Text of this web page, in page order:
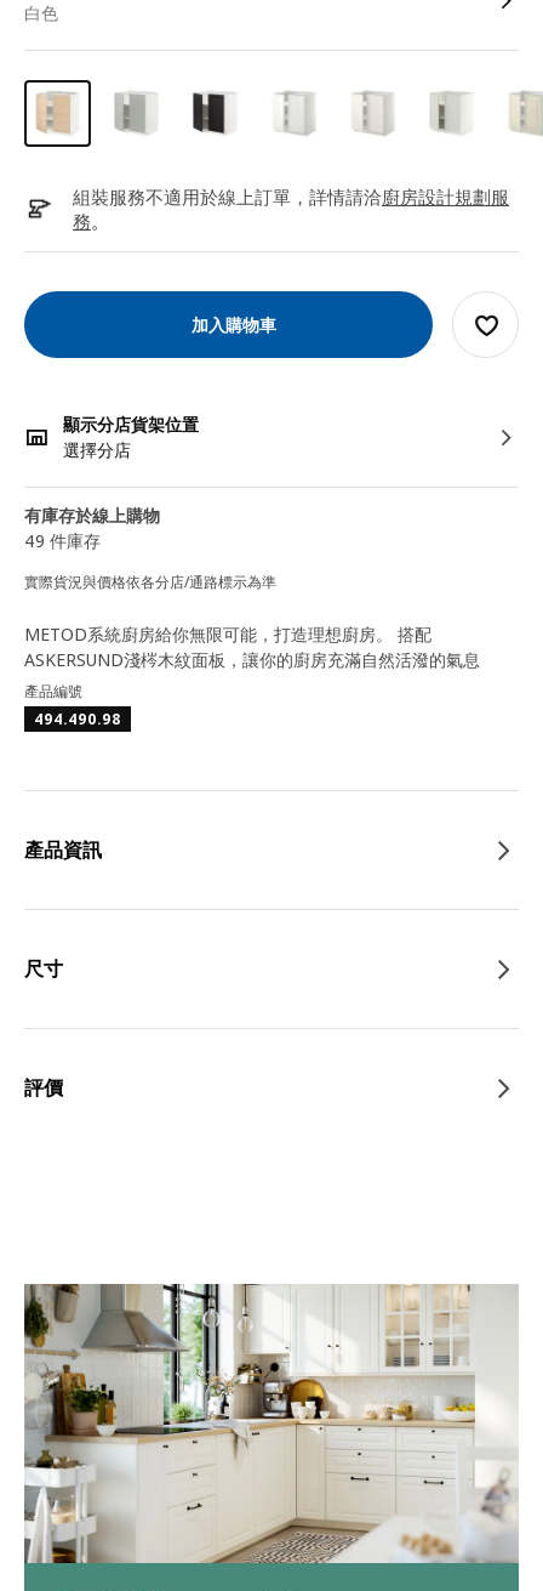
白色
組裝服務不適用於線上訂單，詳情請洽廚房設計規劃服
務。
加入購物車
顯示分店貨架位置
選擇分店
有庫存於線上購物
49 件庫存
實際貨況與價格依各分店/通路標示為準
METOD系統廚房給你無限可能，打造理想廚房。 搭配
ASKERSUND淺梣木紋面板，讓你的廚房充滿自然活潑的氣息
產品編號
494.490.98
產品資訊
尺寸
評價